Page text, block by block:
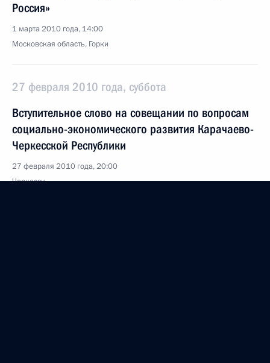
Россия»
1 марта 2010 года, 14:00
Московская область, Горки
27 февраля 2010 года, суббота
Вступительное слово на совещании по вопросам
социально-экономического развития Карачаево-
Черкесской Республики
27 февраля 2010 года, 20:00
Черкесск